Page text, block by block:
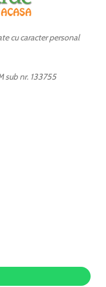
cu caracter personal
sub nr. 133755